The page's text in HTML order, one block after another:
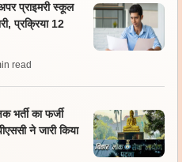
प्राइमरी स्कूल
प्रक्रिया 12
read
का फर्जी
ने जारी किया